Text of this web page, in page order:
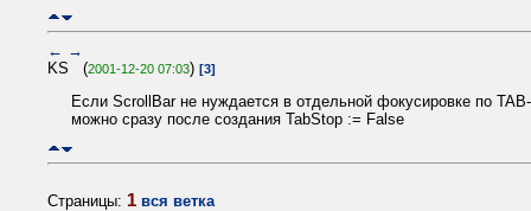
← →
KS (2001-12-20 07:03) [3]
Если ScrollBar не нуждается в отдельной фокусировке по
можно сразу после создания TabStop := False
Страницы: 1 вся ветка